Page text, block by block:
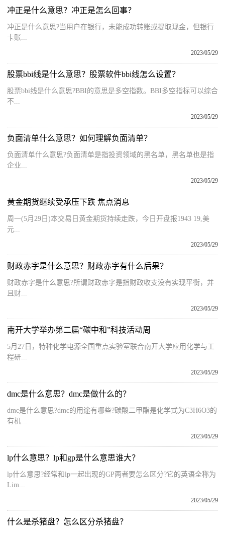
冲正是什么意思？冲正是怎么回事？
冲正是什么意思?当用户在银行，未能成功转账或提取现金，但银行
卡账...
2023/05/29
股票bbi线是什么意思？股票软件bbi线怎么设置？
股票bbi线是什么意思?BBI的意思是多空指数。BBI多空指标可以综合
不...
2023/05/29
负面清单什么意思？如何理解负面清单？
负面清单什么意思?负面清单是指投资领域的黑名单，黑名单也是指
企业...
2023/05/29
黄金期货继续受承压下跌 焦点消息
周一(5月29日)本交易日黄金期货持续走跌，今日开盘报1943 19,美
元...
2023/05/29
财政赤字是什么意思？财政赤字有什么后果？
财政赤字是什么意思?所谓财政赤字是指财政收支没有实现平衡，并
且财...
2023/05/29
南开大学举办第二届“碳中和”科技活动周
5月27日，特种化学电源全国重点实验室联合南开大学应用化学与工
程研...
2023/05/29
dmc是什么意思？dmc是做什么的？
dmc是什么意思?dmc的用途有哪些?碳酸二甲酯是化学式为C3H6O3的
有机...
2023/05/29
lp什么意思？lp和gp是什么意思谁大？
lp什么意思?经常和lp一起出现的GP两者要怎么区分?它的英语全称为
Lim...
2023/05/29
什么是杀猪盘？怎么区分杀猪盘？